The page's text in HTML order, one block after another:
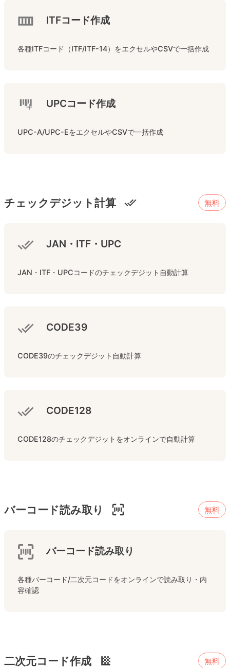
ITFコード作成
各種ITFコード（ITF/ITF-14）をエクセルやCSVで一括作成
UPCコード作成
UPC-A/UPC-EをエクセルやCSVで一括作成
チェックデジット計算 無料
JAN・ITF・UPC
JAN・ITF・UPCコードのチェックデジット自動計算
CODE39
CODE39のチェックデジット自動計算
CODE128
CODE128のチェックデジットをオンラインで自動計算
バーコード読み取り 無料
バーコード読み取り
各種バーコード/二次元コードをオンラインで読み取り・内
容確認
二次元コード作成 無料